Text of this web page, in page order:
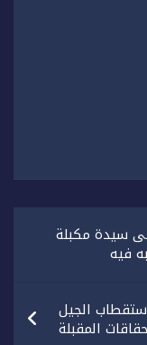
سيدة مكبلة
فيه
الجيل
المقبلة